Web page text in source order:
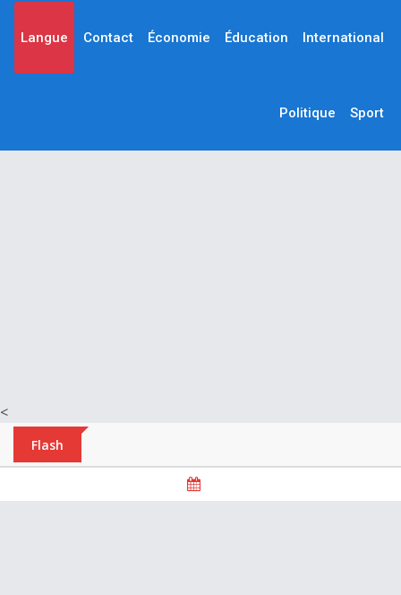
<
Langue Contact Économie Éducation International
Politique Sport
Flash